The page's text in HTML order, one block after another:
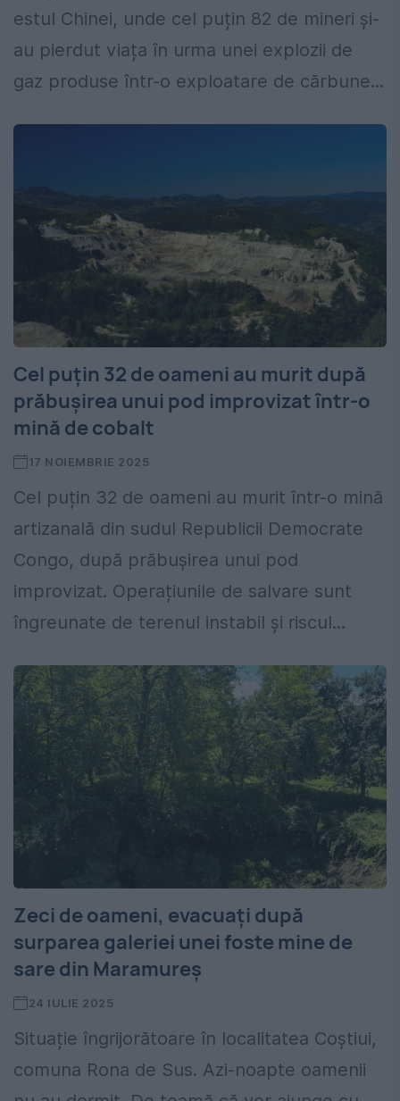
estul Chinei, unde cel puțin 82 de mineri și-
au pierdut viața în urma unei explozii de
gaz produse într-o exploatare de cărbune...
Cel puțin 32 de oameni au murit după
prăbușirea unui pod improvizat într-o
mină de cobalt
17 NOIEMBRIE 2025
Cel puțin 32 de oameni au murit într-o mină
artizanală din sudul Republicii Democrate
Congo, după prăbușirea unui pod
improvizat. Operațiunile de salvare sunt
îngreunate de terenul instabil și riscul...
Zeci de oameni, evacuați după
surparea galeriei unei foste mine de
sare din Maramureș
24 IULIE 2025
Situație îngrijorătoare în localitatea Coștiui,
comuna Rona de Sus. Azi-noapte oamenii